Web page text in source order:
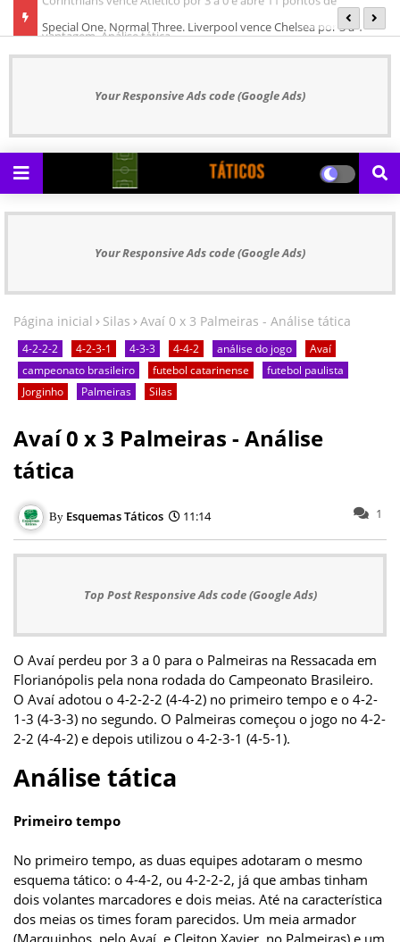
Special One. Normal Three. Liverpool vence Chelsea por 3 a 1
Your Responsive Ads code (Google Ads)
Your Responsive Ads code (Google Ads)
Página inicial Silas Avaí 0 x 3 Palmeiras - Análise tática
4-2-2-2 4-2-3-1 4-3-3 4-4-2 análise do jogo
Avaí
campeonato brasileiro
futebol catarinense
futebol paulista
Jorginho
Palmeiras Silas
Avaí 0 x 3 Palmeiras - Análise
tática
Esquemas Táticos 11:14 1
Top Post Responsive Ads code (Google Ads)
O Avaí perdeu por 3 a 0 para o Palmeiras na Ressacada em
Florianópolis pela nona rodada do Campeonato Brasileiro.
O Avaí adotou o 4-2-2-2 (4-4-2) no primeiro tempo e o 4-2-
1-3 (4-3-3) no segundo. O Palmeiras começou o jogo no 4-2-
2-2 (4-4-2) e depois utilizou o 4-2-3-1 (4-5-1).
Análise tática
Primeiro tempo
No primeiro tempo, as duas equipes adotaram o mesmo
esquema tático: o 4-4-2, ou 4-2-2-2, já que ambas tinham
dois volantes marcadores e dois meias. Até na característica
dos meias os times foram parecidos. Um meia armador
(Marquinhos, pelo Avaí, e Cleiton Xavier, no Palmeiras) e um